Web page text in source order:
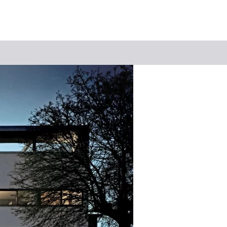
Suchbegriff
Das könnte Sie interessieren
Stadtführungen
Tickets
Citytour
Übernachtung
Erlebnisse
Essen & Trinken
Wein
Automobil
Kultur
Feste & Highlights